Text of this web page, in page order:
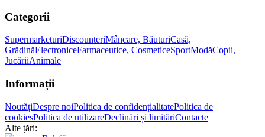
Categorii
SupermarketuriDiscounteriMâncare, BăuturiCasă,
GrădinăElectroniceFarmaceutice, CosmeticeSportModăCopii,
JucăriiAnimale
Informații
NoutățiDespre noiPolitica de confidențialitatePolitica de
cookiesPolitica de utilizareDeclinări și limităriContacte
Alte țări: